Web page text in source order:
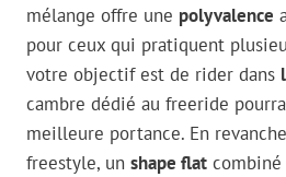
mélange offre une polyvalence
pour ceux qui pratiquent
votre objectif est de rider dans
cambre dédié au freeride
meilleure portance. En
freestyle, un shape flat